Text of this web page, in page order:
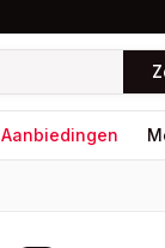
Aanbiedingen